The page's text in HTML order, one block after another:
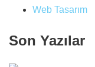
Web Tasarım
Son Yazılar